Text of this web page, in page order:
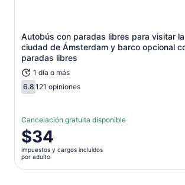
Autobús con paradas libres para visitar la
ciudad de Ámsterdam y barco opcional
paradas libres
1 día o más
6.86.8 de 10
121 opiniones
Cancelación gratuita disponible
El
precio
es
de
$34
impuestos y cargos incluidos
por adulto
Se abrirá en